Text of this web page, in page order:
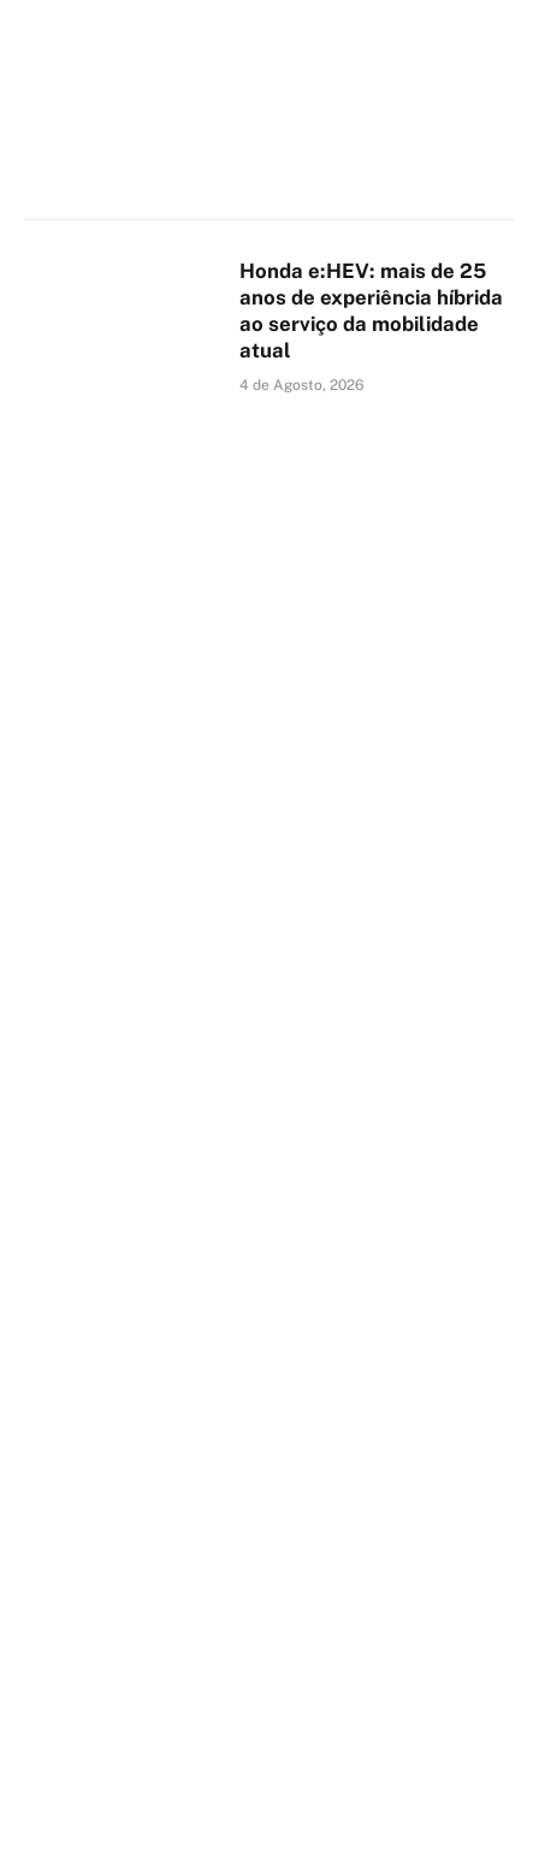
Honda e:HEV: mais de 25
anos de experiência híbrida
ao serviço da mobilidade
atual
4 de Agosto, 2026